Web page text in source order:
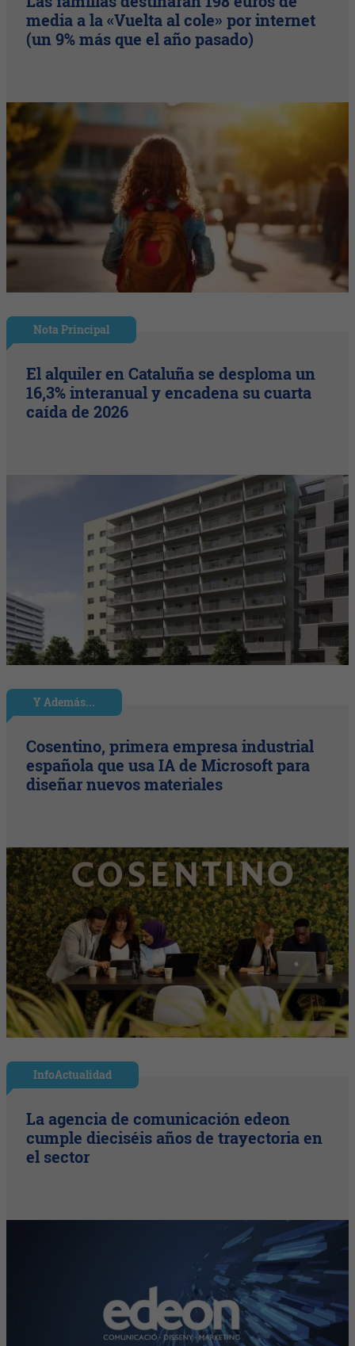
media a la «Vuelta al cole» por internet
(un 9% más que el año pasado)
Nota Principal
El alquiler en Cataluña se desploma un
16,3% interanual y encadena su cuarta
caída de 2026
Y Además...
Cosentino, primera empresa industrial
española que usa IA de Microsoft para
diseñar nuevos materiales
InfoActualidad
La agencia de comunicación edeon
cumple dieciséis años de trayectoria en
el sector